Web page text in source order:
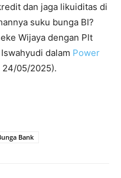
dan jaga likuiditas di
suku bunga BI?
Wijaya dengan Plt
dalam Power
24/05/2025).
Bank